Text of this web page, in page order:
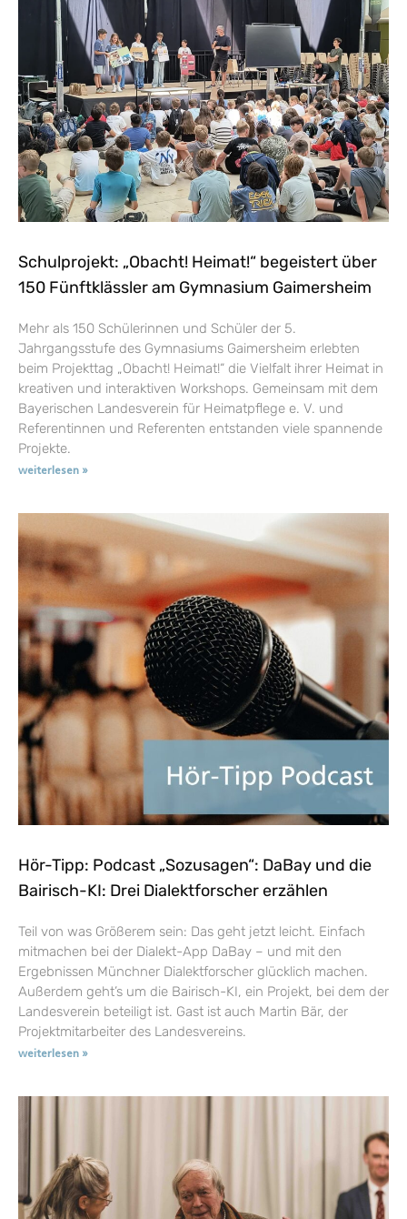
Schulprojekt: „Obacht! Heimat!“ begeistert über
150 Fünftklässler am Gymnasium Gaimersheim
Mehr als 150 Schülerinnen und Schüler der 5.
Jahrgangsstufe des Gymnasiums Gaimersheim erlebten
beim Projekttag „Obacht! Heimat!“ die Vielfalt ihrer Heimat in
kreativen und interaktiven Workshops. Gemeinsam mit dem
Bayerischen Landesverein für Heimatpflege e. V. und
Referentinnen und Referenten entstanden viele spannende
Projekte.
weiterlesen »
Hör-Tipp: Podcast „Sozusagen“: DaBay und die
Bairisch-KI: Drei Dialektforscher erzählen
Teil von was Größerem sein: Das geht jetzt leicht. Einfach
mitmachen bei der Dialekt-App DaBay – und mit den
Ergebnissen Münchner Dialektforscher glücklich machen.
Außerdem geht’s um die Bairisch-KI, ein Projekt, bei dem der
Landesverein beteiligt ist. Gast ist auch Martin Bär, der
Projektmitarbeiter des Landesvereins.
weiterlesen »